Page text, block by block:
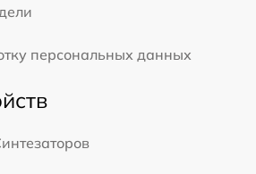
персональных данных